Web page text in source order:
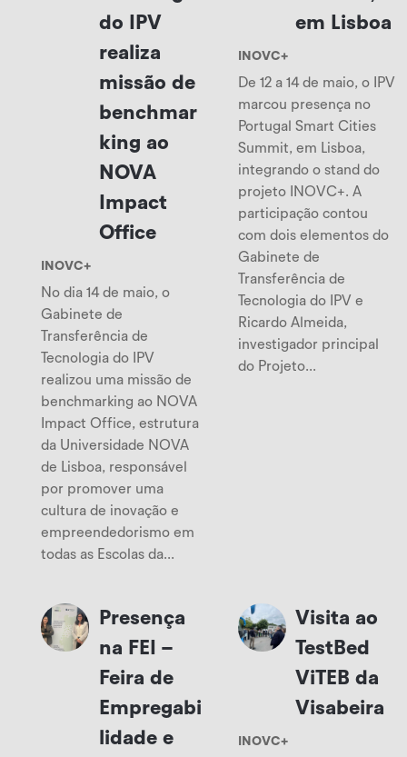
do IPV
realiza
missão de
benchmar
king ao
NOVA
Impact
Office
INOVC+
No dia 14 de maio, o
Gabinete de
Transferência de
Tecnologia do IPV
realizou uma missão de
benchmarking ao NOVA
Impact Office, estrutura
da Universidade NOVA
de Lisboa, responsável
por promover uma
cultura de inovação e
empreendedorismo em
todas as Escolas da...
em Lisboa
INOVC+
De 12 a 14 de maio, o IPV
marcou presença no
Portugal Smart Cities
Summit, em Lisboa,
integrando o stand do
projeto INOVC+. A
participação contou
com dois elementos do
Gabinete de
Transferência de
Tecnologia do IPV e
Ricardo Almeida,
investigador principal
do Projeto...
Presença
na FEI –
Feira de
Empregabi
lidade e
Visita ao
TestBed
ViTEB da
Visabeira
INOVC+